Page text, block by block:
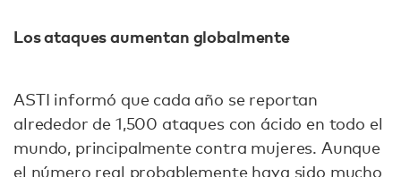
Los ataques aumentan globalmente
ASTI informó que cada año se reportan
alrededor de 1,500 ataques con ácido en todo el
mundo, principalmente contra mujeres. Aunque
el número real probablemente haya sido mucho